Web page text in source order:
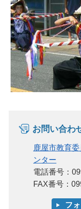
お問い合わ
鹿屋市教育
ンター
電話番号：
FAX番号：